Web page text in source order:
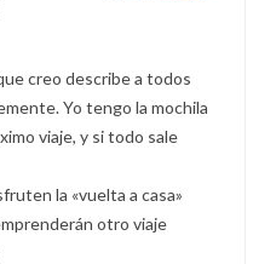
creo describe a todos
Yo tengo la mochila
viaje, y si todo sale
la «vuelta a casa»
otro viaje